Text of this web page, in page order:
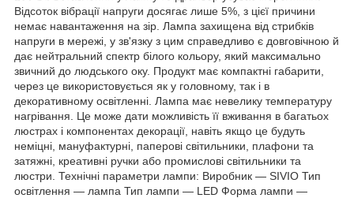
Відсоток вібрації напруги досягає лише 5%, з цієї причини
немає навантаження на зір. Лампа захищена від стрибків
напруги в мережі, у зв'язку з цим справедливо є довговічною й
дає нейтральний спектр білого кольору, який максимально
звичний до людського оку. Продукт має компактні габарити,
через це використовується як у головному, так і в
декоративному освітленні. Лампа має невелику температуру
нагрівання. Це може дати можливість її вживання в багатьох
люстрах і компонентах декорації, навіть якщо це будуть
неміцні, мануфактурні, паперові світильники, плафони та
затяжні, креативні ручки або промислові світильники та
люстри. Технічні параметри лампи: Виробник — SIVIO Тип
освітлення — лампа Тип лампи — LED Форма лампи —